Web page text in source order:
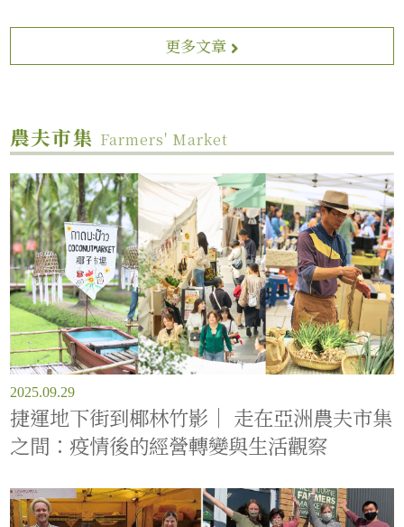
更多文章
農夫市集 Farmers' Market
2025.09.29
捷運地下街到椰林竹影｜ 走在亞洲農夫市集
之間：疫情後的經營轉變與生活觀察